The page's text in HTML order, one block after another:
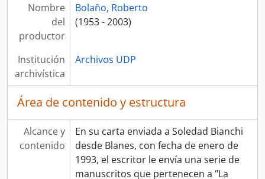
Nombre
del
productor
Bolaño, Roberto
(1953 - 2003)
Institución
archivística
Archivos UDP
Área de contenido y estructura
Alcance y
contenido
En su carta enviada a Soledad Bianchi
desde Blanes, con fecha de enero de
1993, el escritor le envía una serie de
manuscritos que pertenecen a "La